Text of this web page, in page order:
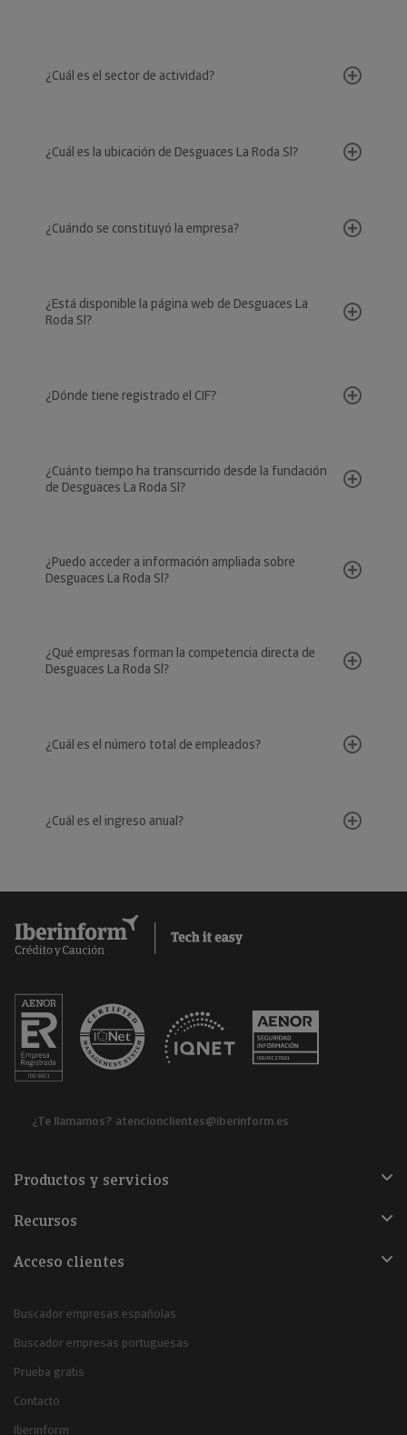
¿Cuál es el sector de actividad?
¿Cuál es la ubicación de Desguaces La Roda Sl?
¿Cuándo se constituyó la empresa?
¿Está disponible la página web de Desguaces La
Roda Sl?
¿Dónde tiene registrado el CIF?
¿Cuánto tiempo ha transcurrido desde la fundación
de Desguaces La Roda Sl?
¿Puedo acceder a información ampliada sobre
Desguaces La Roda Sl?
¿Qué empresas forman la competencia directa de
Desguaces La Roda Sl?
¿Cuál es el número total de empleados?
¿Cuál es el ingreso anual?
¿Te llamamos? atencionclientes@iberinform.es
Productos y servicios
Recursos
Acceso clientes
Buscador empresas españolas
Buscador empresas portuguesas
Prueba gratis
Contacto
Iberinform